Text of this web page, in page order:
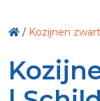
/ Kozijnen